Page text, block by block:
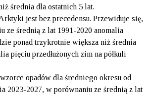
średnia dla ostatnich 5 lat.
jest bez precedensu. Przewiduje się,
ze średnią z lat 1991-2020 anomalia
ponad trzykrotnie większa niż średnia
pięciu przedłużonych zim na półkuli
opadów dla średniego okresu od
2023-2027, w porównaniu ze średnią z lat